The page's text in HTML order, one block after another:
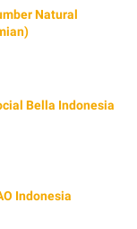
Natural
Bella Indonesia
Indonesia